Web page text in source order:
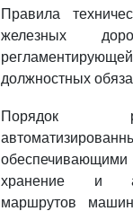
Правила
железных
должностных
Порядок
хранение и
маршрутов